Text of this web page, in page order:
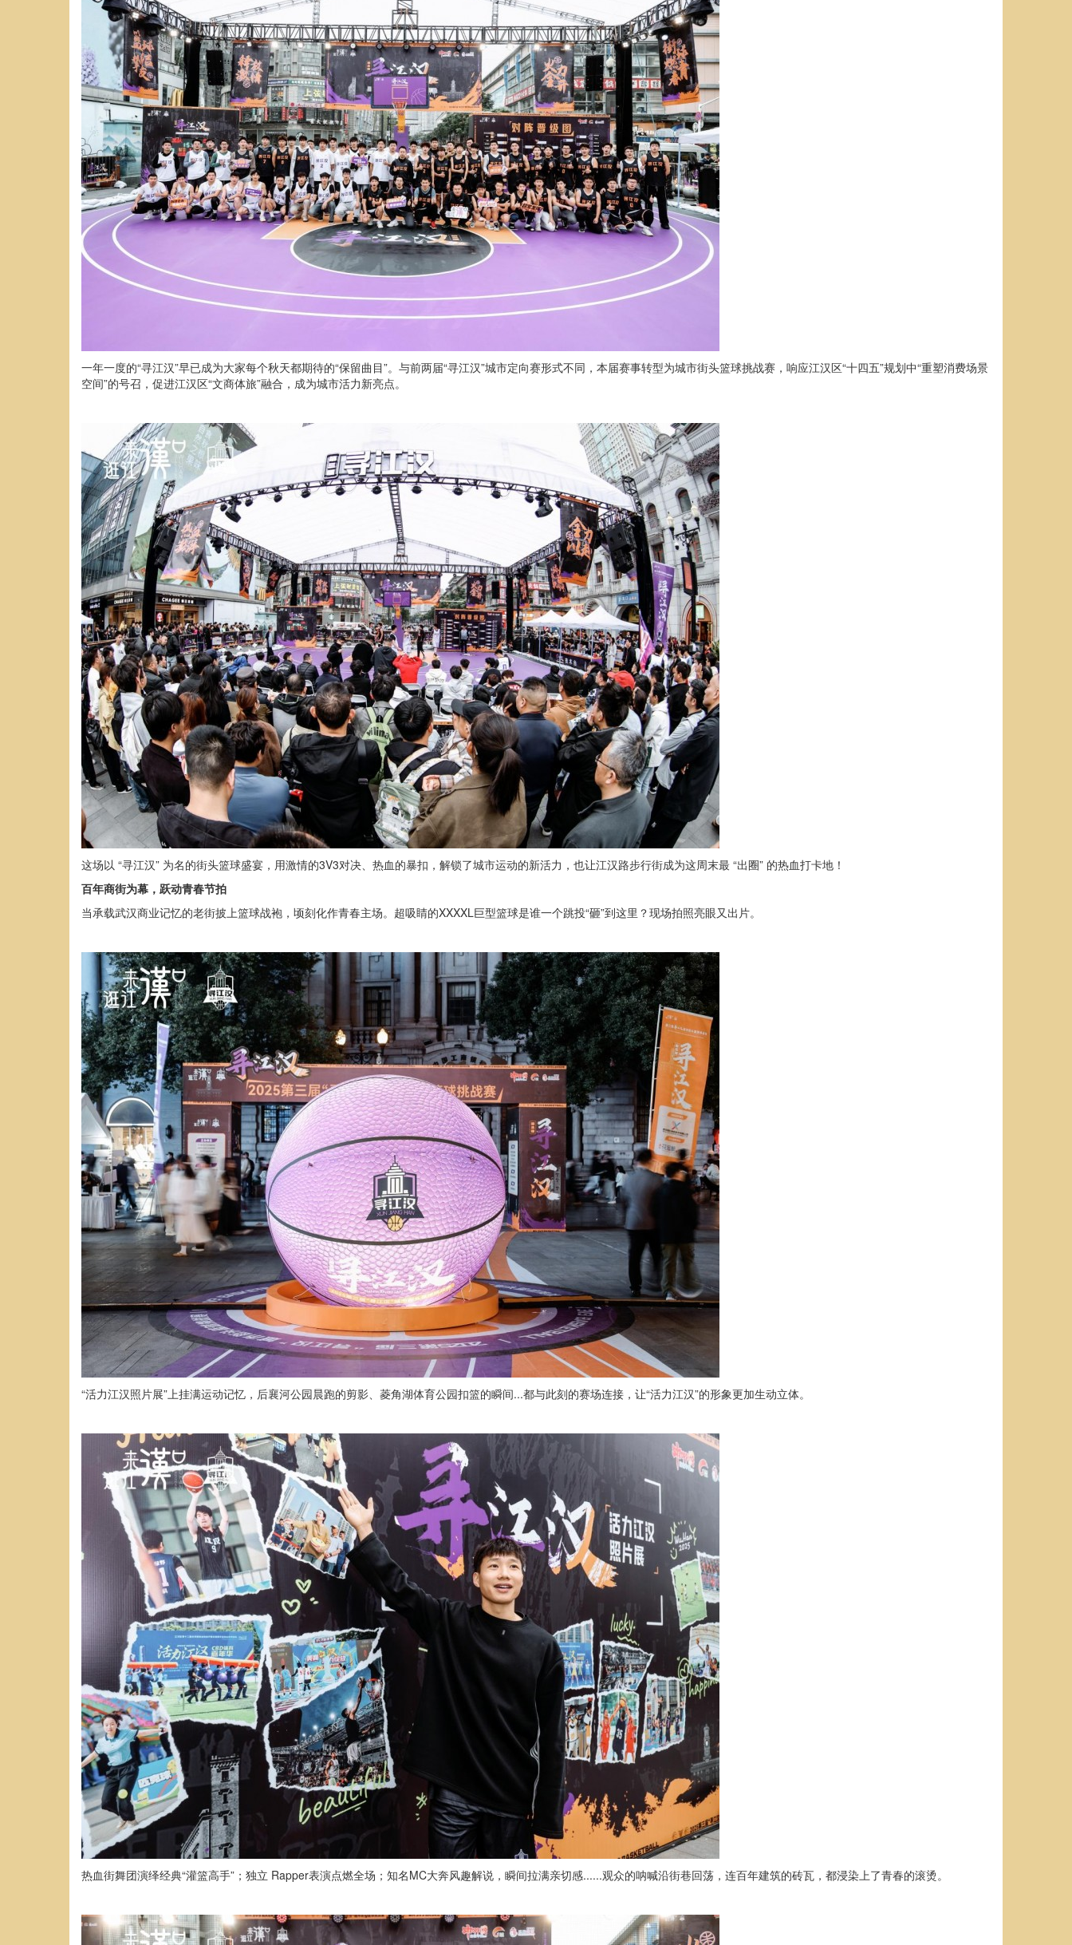
一年一度的“寻江汉”早已成为大家每个秋天都期待的“保留曲目”。与前两届“寻江汉”城市定向赛形式不同，本届赛事转型为城市街头篮球挑战赛，响应江汉区“十四五”规划中“重塑消费场景
空间”的号召，促进江汉区“文商体旅”融合，成为城市活力新亮点。
这场以 “寻江汉” 为名的街头篮球盛宴，用激情的3V3对决、热血的暴扣，解锁了城市运动的新活力，也让江汉路步行街成为这周末最 “出圈” 的热血打卡地！
百年商街为幕， 跃动青春节拍
当承载武汉商业记忆的老街披上篮球战袍，顷刻化作青春主场。超吸睛的XXXXL巨型篮球是谁一个跳投“砸”到这里？现场拍照亮眼又出片。
“活力江汉照片展”上挂满运动记忆，后襄河公园晨跑的剪影、菱角湖体育公园扣篮的瞬间...都与此刻的赛场连接，让“活力江汉”的形象更加生动立体。
热血街舞团演绎经典“灌篮高手”；独立 Rapper表演点燃全场；知名MC大奔风趣解说，瞬间拉满亲切感......观众的呐喊沿街巷回荡，连百年建筑的砖瓦，都浸染上了青春的滚烫。